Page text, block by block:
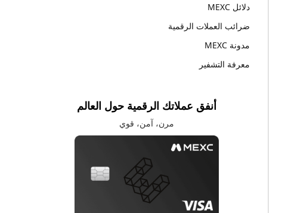
دلائل MEXC
ضرائب العملات الرقمية
مدونة MEXC
معرفة التشفير
أنفق عملاتك الرقمية حول العالم
مرن، آمن، قوي